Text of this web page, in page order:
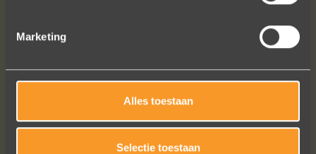
Marketing
Alles toestaan
Selectie toestaan